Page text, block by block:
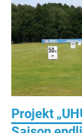
Projekt